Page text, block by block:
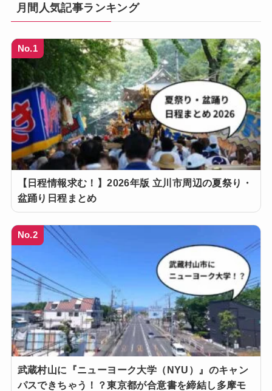
月間人気記事ランキング
No.1
【日程情報求む！】2026年版 立川市周辺の夏祭り・
盆踊り日程まとめ
No.2
武蔵村山に『ニューヨーク大学（NYU）』のキャン
パスできちゃう！？東京都が合意書を締結し多摩モ